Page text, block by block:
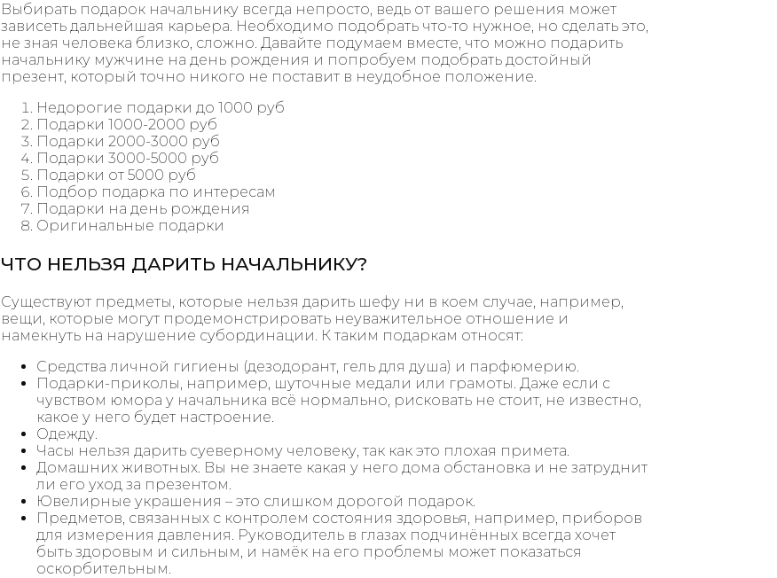
Выбирать подарок начальнику всегда непросто, ведь от вашего решения может
зависеть дальнейшая карьера. Необходимо подобрать что-то нужное, но сделать это,
не зная человека близко, сложно. Давайте подумаем вместе, что можно подарить
начальнику мужчине на день рождения и попробуем подобрать достойный
презент, который точно никого не поставит в неудобное положение.
Недорогие подарки до 1000 руб
Подарки 1000-2000 руб
Подарки 2000-3000 руб
Подарки 3000-5000 руб
Подарки от 5000 руб
Подбор подарка по интересам
Подарки на день рождения
Оригинальные подарки
ЧТО НЕЛЬЗЯ ДАРИТЬ НАЧАЛЬНИКУ?
Существуют предметы, которые нельзя дарить шефу ни в коем случае, например,
вещи, которые могут продемонстрировать неуважительное отношение и
намекнуть на нарушение субординации. К таким подаркам относят:
Средства личной гигиены (дезодорант, гель для душа) и парфюмерию.
Подарки-приколы, например, шуточные медали или грамоты. Даже если с
чувством юмора у начальника всё нормально, рисковать не стоит, не известно,
какое у него будет настроение.
Одежду.
Часы нельзя дарить суеверному человеку, так как это плохая примета.
Домашних животных. Вы не знаете какая у него дома обстановка и не затруднит
ли его уход за презентом.
Ювелирные украшения – это слишком дорогой подарок.
Предметов, связанных с контролем состояния здоровья, например, приборов
для измерения давления. Руководитель в глазах подчинённых всегда хочет
быть здоровым и сильным, и намёк на его проблемы может показаться
оскорбительным.